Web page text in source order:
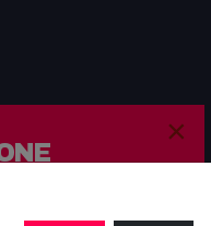
i diritti riservati -
passata
×